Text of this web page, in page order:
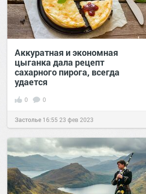
Аккуратная и экономная
цыганка дала рецепт
сахарного пирога, всегда
удается
0 0
Застолье 16:55 23 фев 2023